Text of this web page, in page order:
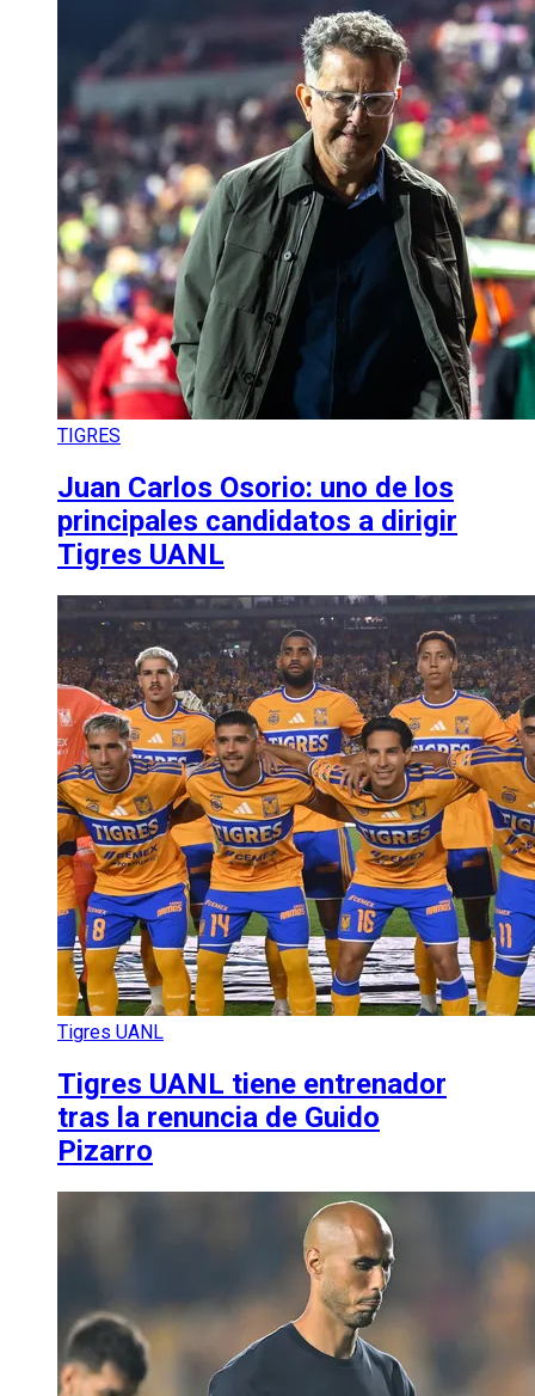
TIGRES
Juan Carlos Osorio: uno de los
principales candidatos a dirigir
Tigres UANL
Tigres UANL
Tigres UANL tiene entrenador
tras la renuncia de Guido
Pizarro